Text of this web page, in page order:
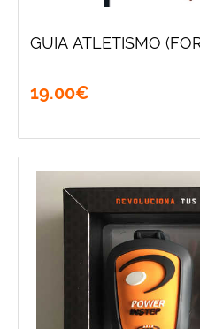
GUIA ATLETISMO
19.00€